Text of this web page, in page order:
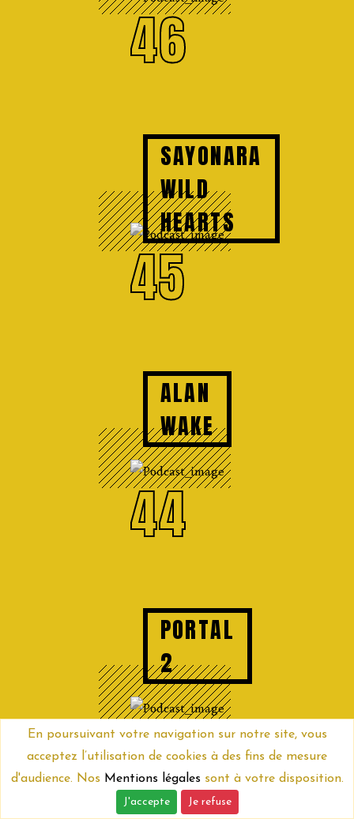
En poursuivant votre navigation sur notre site, vous
acceptez l’utilisation de cookies à des fins de mesure
d'audience. Nos Mentions légales sont à votre disposition.
J'accepte Je refuse
46
45
SAYONARA
WILD
HEARTS
44
ALAN
WAKE
43
PORTAL
2